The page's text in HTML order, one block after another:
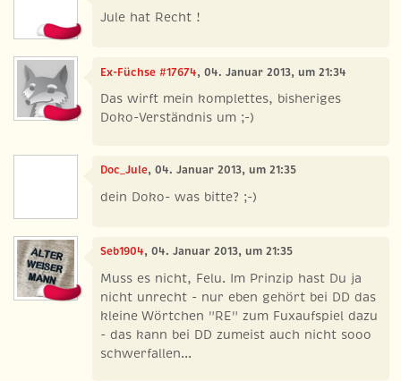
Jule hat Recht !
Ex-Füchse #17674, 04. Januar 2013, um 21:34
Das wirft mein komplettes, bisheriges
Doko-Verständnis um ;-)
Doc_Jule, 04. Januar 2013, um 21:35
dein Doko- was bitte? ;-)
Seb1904, 04. Januar 2013, um 21:35
Muss es nicht, Felu. Im Prinzip hast Du ja
nicht unrecht - nur eben gehört bei DD das
kleine Wörtchen "RE" zum Fuxaufspiel dazu
- das kann bei DD zumeist auch nicht sooo
schwerfallen...